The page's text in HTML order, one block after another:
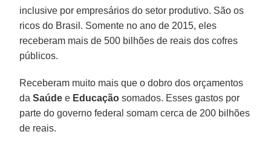
inclusive por empresários do setor produtivo. São os
ricos do Brasil. Somente no ano de 2015, eles
receberam mais de 500 bilhões de reais dos cofres
públicos.
Receberam muito mais que o dobro dos orçamentos
daSaúde e Educação somados. Esses gastos por
parte do governo federal somam cerca de 200 bilhões
de reais.